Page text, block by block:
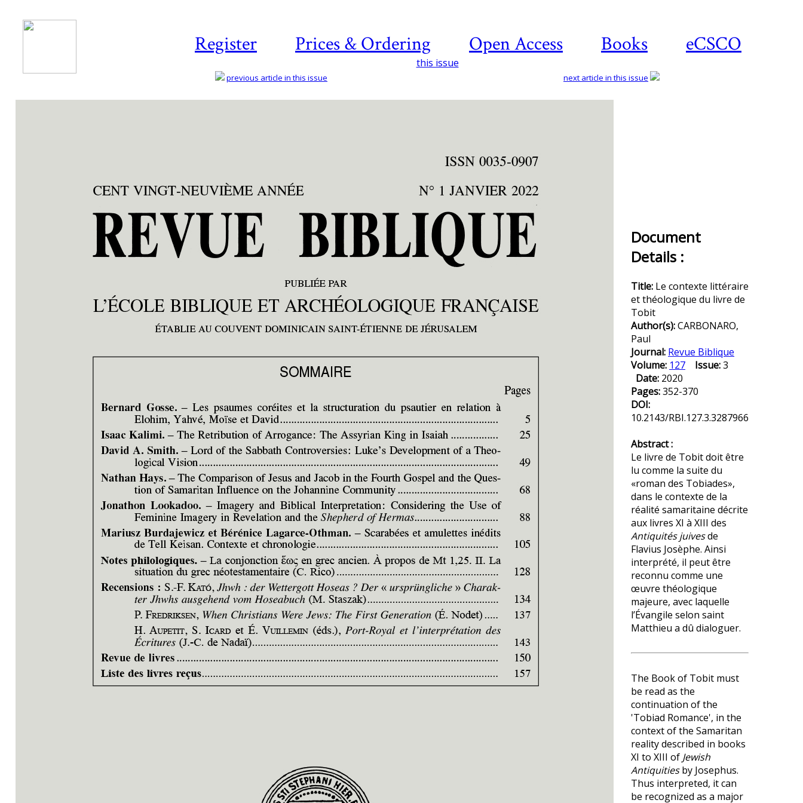
Register Prices & Ordering Open Access Books eCSCO
this issue
previous article in this issue next article in this issue
Document
Details :
Title: Le contexte littéraire
et théologique du livre de
Tobit
Author(s):CARBONARO,
Paul
Journal: Revue Biblique
Volume: 127 Issue:3
Date: 2020
Pages:352-370
DOI:
10.2143/RBI.127.3.3287966
Abstract :
Le livre de Tobit doit être
lu comme la suite du
«roman des Tobiades»,
dans le contexte de la
réalité samaritaine décrite
aux livres XI à XIII des
Antiquités juivesde
Flavius Josèphe. Ainsi
interprété, il peut être
reconnu comme une
œuvre théologique
majeure, avec laquelle
l’Évangile selon saint
Matthieu a dû dialoguer.
The Book of Tobit must
be read as the
continuation of the
'Tobiad Romance', in the
context of the Samaritan
reality described in books
XI to XIII of Jewish
Antiquitiesby Josephus.
Thus interpreted, it can
be recognized as a major